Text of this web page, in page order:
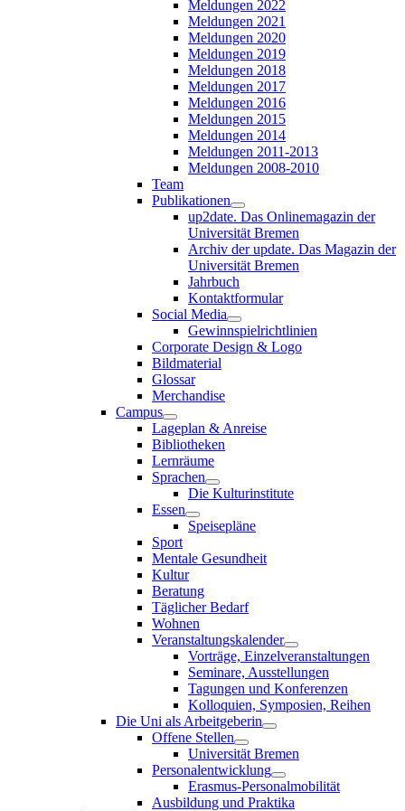
Meldungen 2022
Meldungen 2021
Meldungen 2020
Meldungen 2019
Meldungen 2018
Meldungen 2017
Meldungen 2016
Meldungen 2015
Meldungen 2014
Meldungen 2011-2013
Meldungen 2008-2010
Team
Publikationen
up2date. Das Onlinemagazin der
Universität Bremen
Archiv der update. Das Magazin der
Universität Bremen
Jahrbuch
Kontaktformular
Social Media
Gewinnspielrichtlinien
Corporate Design & Logo
Bildmaterial
Glossar
Merchandise
Campus
Lageplan & Anreise
Bibliotheken
Lernräume
Sprachen
Die Kulturinstitute
Essen
Speisepläne
Sport
Mentale Gesundheit
Kultur
Beratung
Täglicher Bedarf
Wohnen
Veranstaltungskalender
Vorträge, Einzelveranstaltungen
Seminare, Ausstellungen
Tagungen und Konferenzen
Kolloquien, Symposien, Reihen
Die Uni als Arbeitgeberin
Offene Stellen
Universität Bremen
Personalentwicklung
Erasmus-Personalmobilität
Ausbildung und Praktika